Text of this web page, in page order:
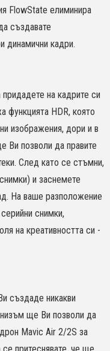
FlowState елиминира
създавате
динамични кадри.
на кадрите си
функцията HDR, която
изображения, дори и в
Ви позволи да правите
След като се стъмни,
и заснемете
На ваше разположение
снимки,
на креативността си -
създаде никакви
ще Ви позволи да
Mavic Air 2/2S за